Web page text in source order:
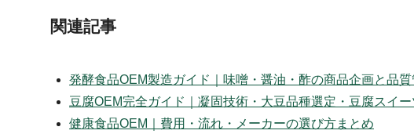
関連記事
発酵食品OEM製造ガイド｜味噌・醤油・酢の商品企画と品質
豆腐OEM完全ガイド｜凝固技術・大豆品種選定・豆腐スイー
健康食品OEM｜費用・流れ・メーカーの選び方まとめ